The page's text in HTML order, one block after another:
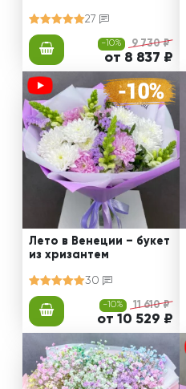
27
-10% 9 730 ₽
от 8 837 ₽
Лето в Венеции – букет
из хризантем
30
-10% 11 610 ₽
от 10 529 ₽